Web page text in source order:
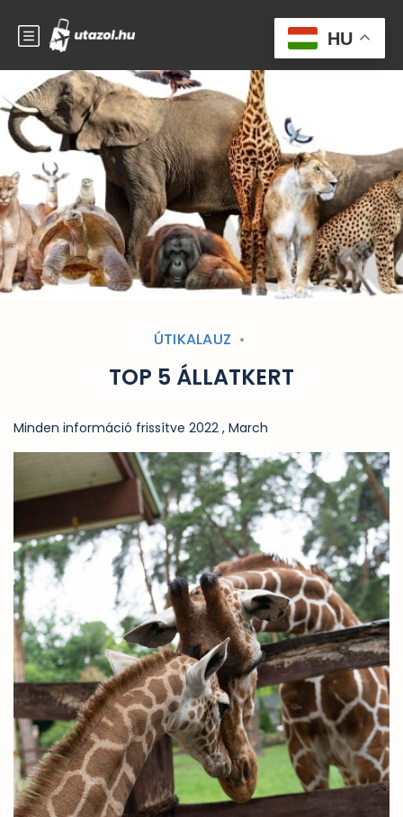
ÚTIKALAUZ
TOP 5 ÁLLATKERT
Minden információ frissítve 2022 , March
HU